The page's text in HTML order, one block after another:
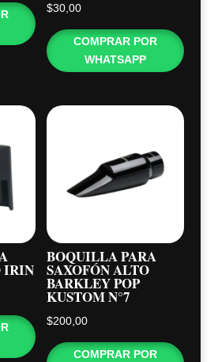
$30,00
COMPRAR POR
WHATSAPP
IRIN
BOQUILLA PARA
SAXOFÓN ALTO
BARKLEY POP
KUSTOM N°7
$200,00
COMPRAR POR